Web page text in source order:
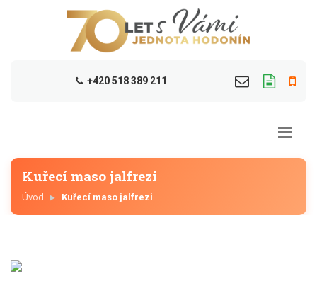
+420 518 389 211
Kuřecí maso jalfrezi
Úvod Kuřecí maso jalfrezi